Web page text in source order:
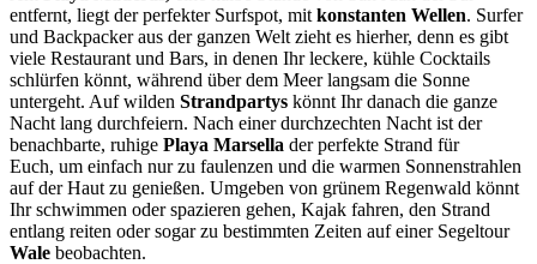
entfernt, liegt der perfekter Surfspot, mit konstanten Wellen. Surfer
und Backpacker aus der ganzen Welt zieht es hierher, denn es gibt
viele Restaurant und Bars, in denen Ihr leckere, kühle Cocktails
schlürfen könnt, während über dem Meer langsam die Sonne
untergeht. Auf wilden Strandpartys könnt Ihr danach die ganze
Nacht lang durchfeiern. Nach einer durchzechten Nacht ist der
benachbarte, ruhige Playa Marsella der perfekte Strand für
Euch, um einfach nur zu faulenzen und die warmen Sonnenstrahlen
auf der Haut zu genießen. Umgeben von grünem Regenwald könnt
Ihr schwimmen oder spazieren gehen, Kajak fahren, den Strand
entlang reiten oder sogar zu bestimmten Zeiten auf einer Segeltour
Wale beobachten.